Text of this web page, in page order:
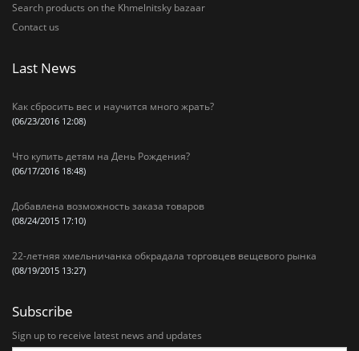
Search products on the Khmelnitsky bazaar
Contact us
Last News
Как сбросить вес и научится много жрать?
(06/23/2016 12:08)
Что купить детям на День Рождения?
(06/17/2016 18:48)
Добавлена возможность заказа товаров
(08/24/2015 17:10)
22-летняя хмельничанка обкрадала торговцев вещевого рынка
(08/19/2015 13:27)
Subscribe
Sign up to receive latest news and updates